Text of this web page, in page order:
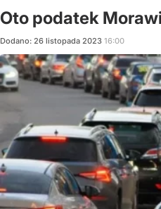
Oto podatek
Dodano: 26 listopada 2023 16:00